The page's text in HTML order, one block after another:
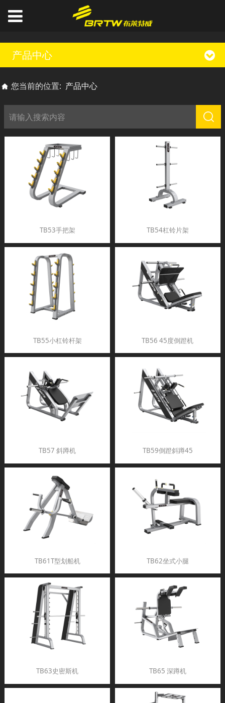
产品中心
您当前的位置: 产品中心
TB53手把架 TB54杠铃片架
TB55小杠铃杆架 TB56 45度倒蹬机
TB57 斜蹲机 TB59倒蹬斜蹲45
TB61T型划船机 TB62坐式小腿
TB63史密斯机 TB65 深蹲机